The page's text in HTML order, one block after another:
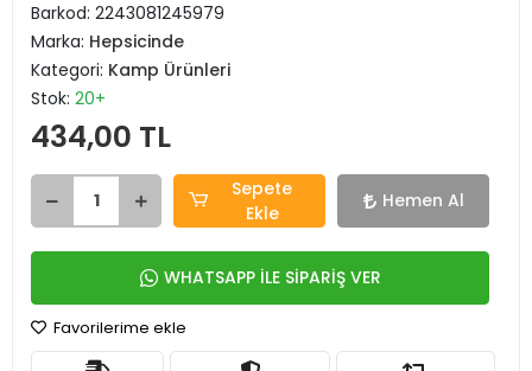
Barkod: 2243081245979
Marka: Hepsicinde
Kategori: Kamp Ürünleri
Stok: 20+
434,00 TL
Sepete
Ekle
Hemen Al
WHATSAPP İLE SİPARİŞ VER
Favorilerime ekle